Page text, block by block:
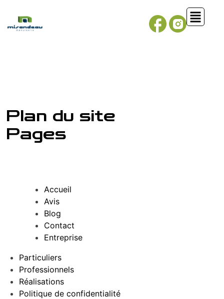
Plan du site
Pages
Accueil
Avis
Blog
Contact
Entreprise
Particuliers
Professionnels
Réalisations
Politique de confidentialité